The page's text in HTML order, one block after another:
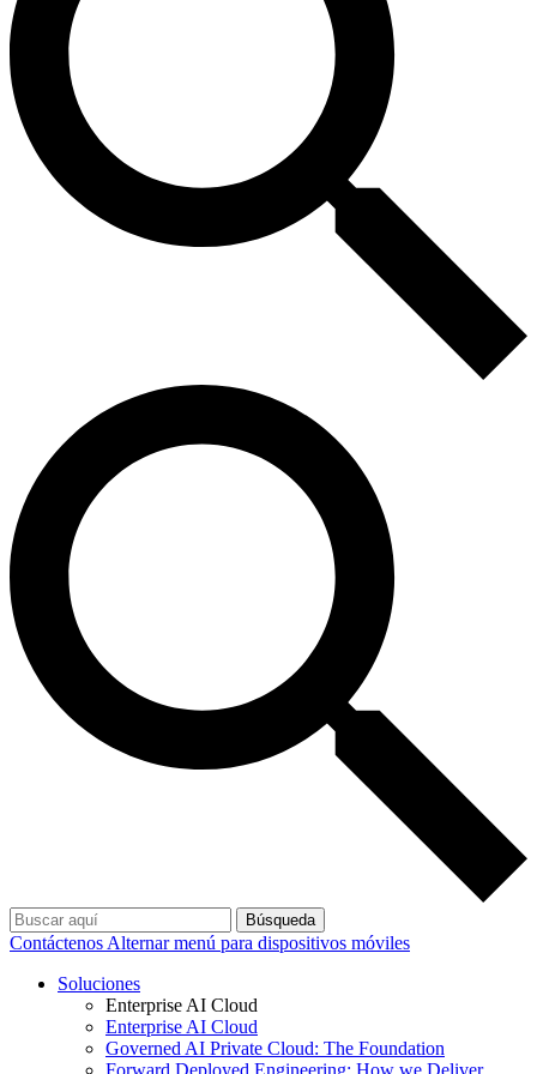
Búsqueda
Contáctenos Alternar menú para dispositivos móviles
Soluciones
Enterprise AI Cloud
Enterprise AI Cloud
Governed AI Private Cloud: The Foundation